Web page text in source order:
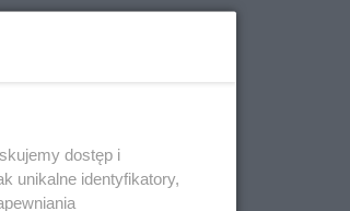
dostęp i
unikalne identyfikatory,